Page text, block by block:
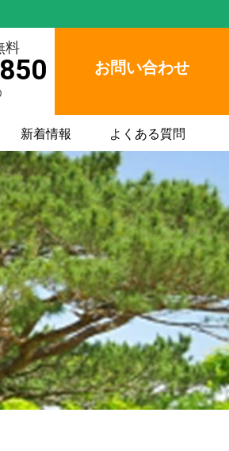
料
お問い合わせ
新着情報 よくある質問